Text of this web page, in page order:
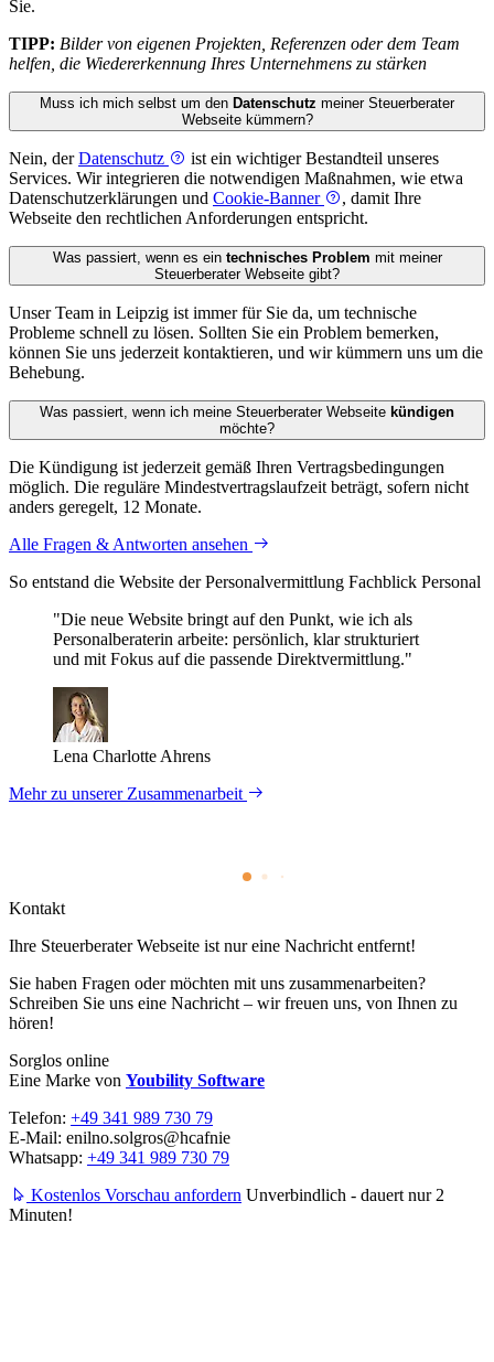
Sie.
TIPP: Bilder von eigenen Projekten, Referenzen oder dem Team
helfen, die Wiedererkennung Ihres Unternehmens zu stärken
Muss ich mich selbst um den Datenschutz meiner Steuerberater
Webseite kümmern?
Nein, derDatenschutz
ist ein wichtiger Bestandteil unseres
Services. Wir integrieren die notwendigen Maßnahmen, wie etwa
Datenschutzerklärungen und Cookie-Banner
, damit Ihre
Webseite den rechtlichen Anforderungen entspricht.
Was passiert, wenn es ein technisches Problem mit meiner
Steuerberater Webseite gibt?
Unser Team in Leipzig ist immer für Sie da, um technische
Probleme schnell zu lösen. Sollten Sie ein Problem bemerken,
können Sie uns jederzeit kontaktieren, und wir kümmern uns um die
Behebung.
Was passiert, wenn ich meine Steuerberater Webseite kündigen
möchte?
Die Kündigung ist jederzeit gemäß Ihren Vertragsbedingungen
möglich. Die reguläre Mindestvertragslaufzeit beträgt, sofern nicht
anders geregelt, 12 Monate.
Alle Fragen & Antworten ansehen
So entstand die Website der Personal­vermittlung Fachblick Personal
"Die neue Website bringt auf den Punkt, wie ich als
Personalberaterin arbeite: persönlich, klar strukturiert
und mit Fokus auf die passende Direktvermittlung."
Lena Charlotte Ahrens
Mehr zu unserer Zusammenarbeit
Kontakt
Ihre Steuerberater Webseite ist nur eine Nachricht entfernt!
Sie haben Fragen oder möchten mit uns zusammenarbeiten?
Schreiben Sie uns eine Nachricht – wir freuen uns, von Ihnen zu
hören!
Sorglos online
Eine Marke von Youbility Software
Telefon: +49 341 989 730 79
E-Mail: enilno.solgros@hcafnie
Whatsapp: +49 341 989 730 79
Kostenlos Vorschau anfordern Unverbindlich - dauert nur 2
Minuten!